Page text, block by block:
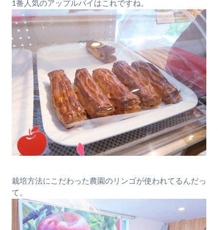
1番人気のアップルパイはこれですね。
栽培方法にこだわった農園のリンゴが使われてるんだっ
て。